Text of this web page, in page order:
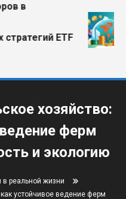
в
ETF
хозяйство:
ферм
и экологию
в реальной жизни
устойчивое ведение ферм